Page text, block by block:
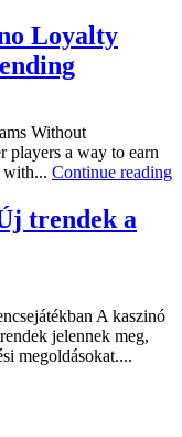
Loyalty
Without
players a way to earn
with... Continue reading
trendek a
A kaszinó
jelennek meg,
megoldásokat....